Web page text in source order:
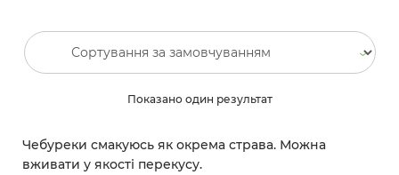
Показано один результат
Чебуреки смакуюсь як окрема страва. Можна
вживати у якості перекусу.